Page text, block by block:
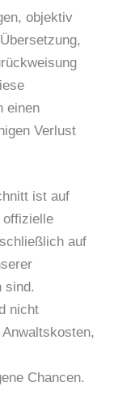
objektiv
einen
Verlust
ist auf
offizielle
auf
sind.
nicht
Chancen.